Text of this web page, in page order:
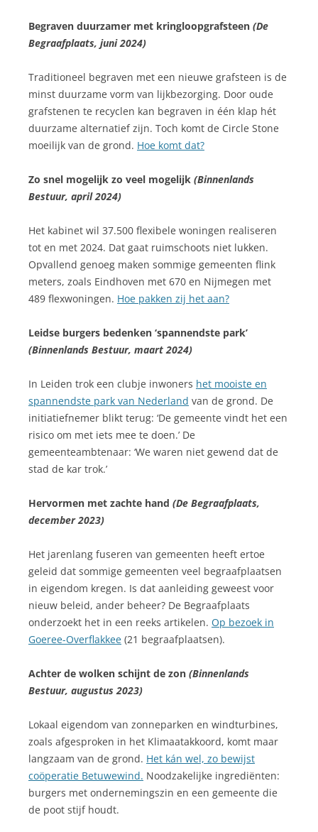
Begraven duurzamer met kringloopgrafsteen (De
Begraafplaats, juni 2024)
Traditioneel begraven met een nieuwe grafsteen is de
minst duurzame vorm van lijkbezorging. Door oude
grafstenen te recyclen kan begraven in één klap hét
duurzame alternatief zijn. Toch komt de Circle Stone
moeilijk van de grond. Hoe komt dat?
Zo snel mogelijk zo veel mogelijk (Binnenlands
Bestuur, april 2024)
Het kabinet wil 37.500 flexibele woningen realiseren
tot en met 2024. Dat gaat ruimschoots niet lukken.
Opvallend genoeg maken sommige gemeenten flink
meters, zoals Eindhoven met 670 en Nijmegen met
489 flexwoningen. Hoe pakken zij het aan?
Leidse burgers bedenken ‘spannendste park’
(Binnenlands Bestuur, maart 2024)
In Leiden trok een clubje inwoners het mooiste en
spannendste park van Nederland van de grond. De
initiatiefnemer blikt terug: ‘De gemeente vindt het een
risico om met iets mee te doen.’ De
gemeenteambtenaar: ‘We waren niet gewend dat de
stad de kar trok.’
Hervormen met zachte hand (De Begraafplaats,
december 2023)
Het jarenlang fuseren van gemeenten heeft ertoe
geleid dat sommige gemeenten veel begraafplaatsen
in eigendom kregen. Is dat aanleiding geweest voor
nieuw beleid, ander beheer? De Begraafplaats
onderzoekt het in een reeks artikelen. Op bezoek in
Goeree-Overflakkee (21 begraafplaatsen).
Achter de wolken schijnt de zon (Binnenlands
Bestuur, augustus 2023)
Lokaal eigendom van zonneparken en windturbines,
zoals afgesproken in het Klimaatakkoord, komt maar
langzaam van de grond. Het kán wel, zo bewijst
coöperatie Betuwewind. Noodzakelijke ingrediënten:
burgers met ondernemingszin en een gemeente die
de poot stijf houdt.